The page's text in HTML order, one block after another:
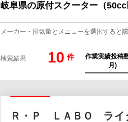
岐阜県の原付スクーター（
メーカー・排気量とメニューを選択すると
検索結果 10 件
Ｒ・Ｐ ＬＡＢＯ ライ